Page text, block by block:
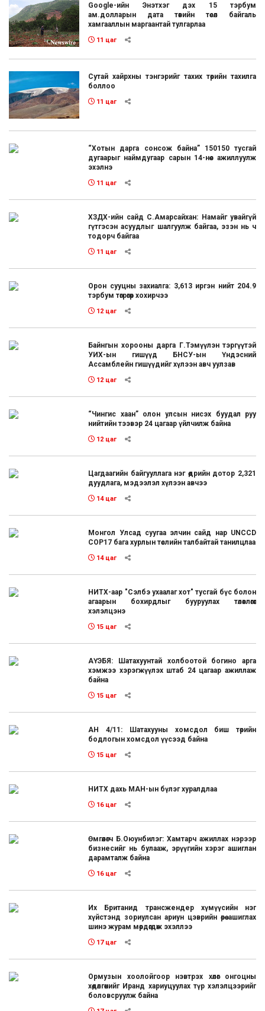
Google-ийн Энэтхэг дэх 15 тэрбум
ам.долларын дата төвийн төсөл байгаль
хамгааллын маргаантай тулгарлаа
11 цаг
Сутай хайрхны тэнгэрийг тахих төрийн тахилга
боллоо
11 цаг
“Хотын дарга сонсож байна” 150150 тусгай
дугаарыг наймдугаар сарын 14-нөөс ажиллуулж
эхэлнэ
11 цаг
ХЗДХ-ийн сайд С.Амарсайхан: Намайг увайгүй
гүтгэсэн асуудлыг шалгуулж байгаа, эзэн нь ч
тодорч байгаа
11 цаг
Орон сууцны захиалга: 3,613 иргэн нийт 204.9
тэрбум төгрөгөөр хохирчээ
12 цаг
Байнгын хорооны дарга Г.Тэмүүлэн тэргүүтэй
УИХ-ын гишүүд БНСУ-ын Үндэсний
Ассамблейн гишүүдийг хүлээн авч уулзав
12 цаг
“Чингис хаан” олон улсын нисэх буудал руу
нийтийн тээвэр 24 цагаар үйлчилж байна
12 цаг
Цагдаагийн байгууллага нэг өдрийн дотор 2,321
дуудлага, мэдээлэл хүлээн авчээ
14 цаг
Монгол Улсад суугаа элчин сайд нар UNCCD
COP17 бага хурлын төслийн талбайтай танилцлаа
14 цаг
НИТХ-аар "Сэлбэ ухаалаг хот" тусгай бүс болон
агаарын бохирдлыг бууруулах төлөвлөгөөг
хэлэлцэнэ
15 цаг
АҮЭБЯ: Шатахуунтай холбоотой богино арга
хэмжээ хэрэгжүүлэх штаб 24 цагаар ажиллаж
байна
15 цаг
АН 4/11: Шатахууны хомсдол биш төрийн
бодлогын хомсдол үүсээд байна
15 цаг
НИТХ дахь МАН-ын бүлэг хуралдлаа
16 цаг
Өмгөөлөгч Б.Оюунбилэг: Хамтарч ажиллах нэрээр
бизнесийг нь булааж, эрүүгийн хэрэг ашиглан
дарамталж байна
16 цаг
Их Британид трансжендер хүмүүсийн нэг
хүйстэнд зориулсан ариун цэврийн өрөө ашиглах
шинэ журам мөрдөгдөж эхэллээ
17 цаг
Ормузын хоолойгоор нэвтрэх хөлөг онгоцны
хөдөлгөөнийг Иранд хариуцуулах түр хэлэлцээрийг
боловсруулж байна